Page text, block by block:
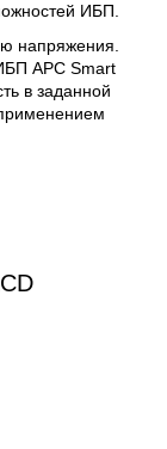
ИБП.
напряжения.
АРС Smart
в заданной